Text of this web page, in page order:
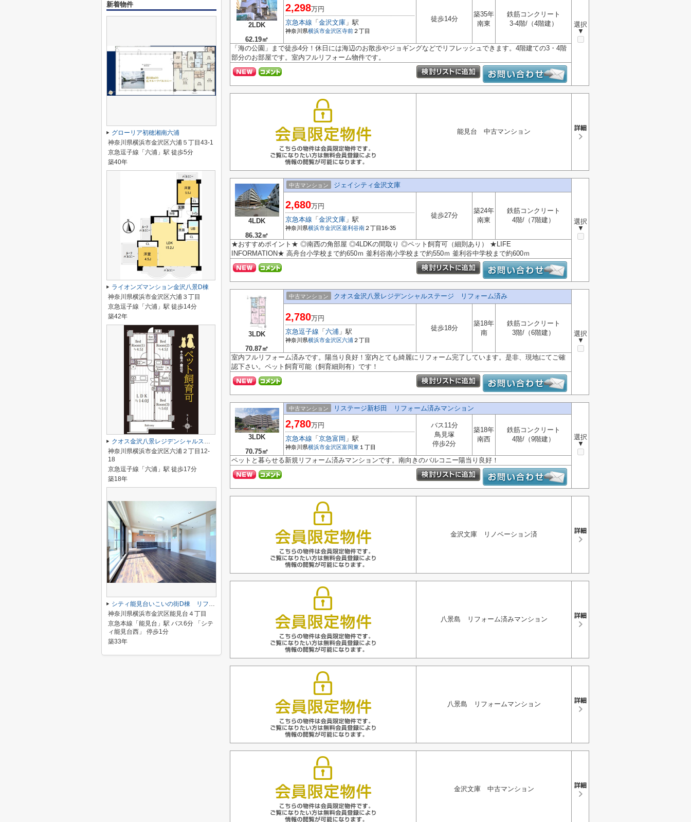
2LDK
62.19㎡
選択
▼
2,298万円
京急本線 「 金沢文庫 」駅
神奈川県横浜市金沢区寺前 ２丁目
徒歩14分
築35年
南東
鉄筋コンクリート
3-4階/（4階建）
「海の公園」まで徒歩4分！休日には海辺のお散歩やジョギングなどでリフレッシュできます。4階建ての3・4階
部分のお部屋です。室内フルリフォーム物件です。
能見台 中古マンション
4LDK
86.32㎡
中古マンション ジェイシティ金沢文庫
選択
▼
2,680万円
京急本線 「 金沢文庫 」駅
神奈川県横浜市金沢区釜利谷南 ２丁目16-35
徒歩27分
築24年
南東
鉄筋コンクリート
4階/（7階建）
★おすすめポイント★ ◎南西の角部屋 ◎4LDKの間取り ◎ペット飼育可（細則あり） ★LIFE
INFORMATION★ 高舟台小学校まで約650ｍ 釜利谷南小学校まで約550ｍ 釜利谷中学校まで約600ｍ
3LDK
70.87㎡
中古マンション クオス金沢八景レジデンシャルステージ リフォーム済み
選択
▼
2,780万円
京急逗子線 「 六浦 」駅
神奈川県横浜市金沢区六浦 ２丁目
徒歩18分
築18年
南
鉄筋コンクリート
3階/（6階建）
室内フルリフォーム済みです。陽当り良好！室内とても綺麗にリフォーム完了しています。是非、現地にてご確
認下さい。ペット飼育可能（飼育細則有）です！
3LDK
70.75㎡
中古マンション リステージ新杉田 リフォーム済みマンション
選択
▼
2,780万円
京急本線 「 京急富岡 」駅
神奈川県横浜市金沢区富岡東 １丁目
バス11分
鳥見塚
停歩2分
築18年
南西
鉄筋コンクリート
4階/（9階建）
ペットと暮らせる新規リフォーム済みマンションです。南向きのバルコニー陽当り良好！
金沢文庫 リノベーション済
八景島 リフォーム済みマンション
八景島 リフォームマンション
金沢文庫 中古マンション
新着物件
グローリア初穂湘南六浦
神奈川県横浜市金沢区六浦５丁目43-1
京急逗子線「六浦」駅 徒歩5分
築40年
ライオンズマンション金沢八景D棟
神奈川県横浜市金沢区六浦３丁目
京急逗子線「六浦」駅 徒歩14分
築42年
クオス金沢八景レジデンシャルステージ
神奈川県横浜市金沢区六浦２丁目12-
18
京急逗子線「六浦」駅 徒歩17分
築18年
シティ能見台いこいの街D棟 リフォーム
神奈川県横浜市金沢区能見台４丁目
京急本線「能見台」駅 バス6分 「シテ
ィ能見台西」 停歩1分
築33年